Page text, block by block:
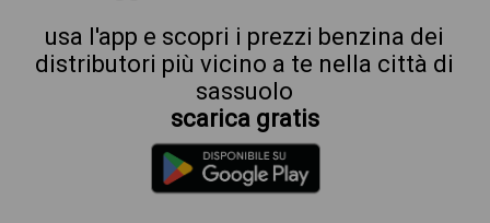
usa l'app e scopri i prezzi benzina dei
distributori più vicino a te nella città di
sassuolo
scarica gratis